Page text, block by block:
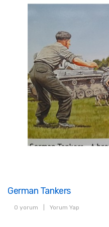
German Tankers
0 yorum Yorum Yap